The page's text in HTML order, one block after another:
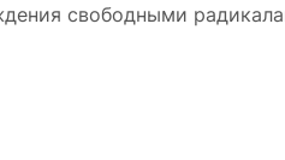
свободными